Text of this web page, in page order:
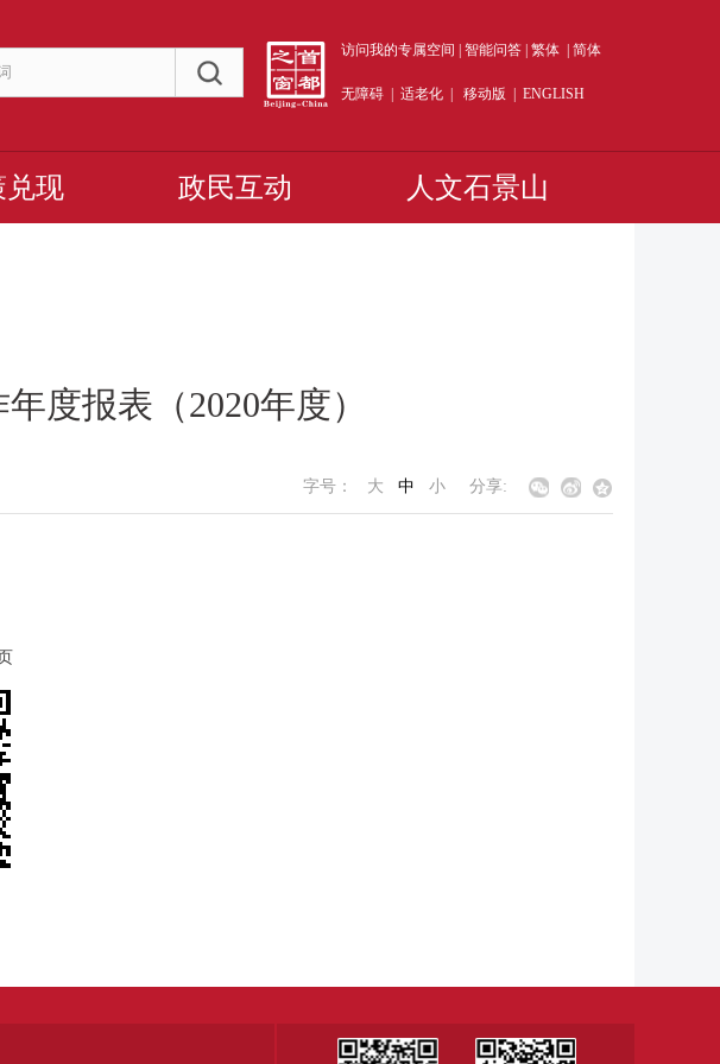
访问我的专属空间 智能问答 繁体 简体
无障碍 适老化 移动版 ENGLISH
兑现 政民互动 人文石景山
度报表（2020年度）
分享:
字号： 大 中 小